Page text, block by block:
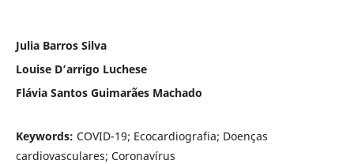
Julia Barros Silva
Louise D’arrigo Luchese
Flávia Santos Guimarães Machado
Keywords: COVID-19; Ecocardiografia; Doenças
cardiovasculares; Coronavírus